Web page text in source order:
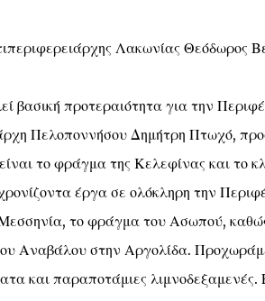
Λακωνίας Θεόδωρος
βασική προτεραιότητα για την
Πελοποννήσου Δημήτρη Πτωχό,
το φράγμα της Κελεφίνας και το
έργα σε ολόκληρη την
το φράγμα του Ασωπού,
Αναβάλου στην Αργολίδα.
και παραποτάμιες